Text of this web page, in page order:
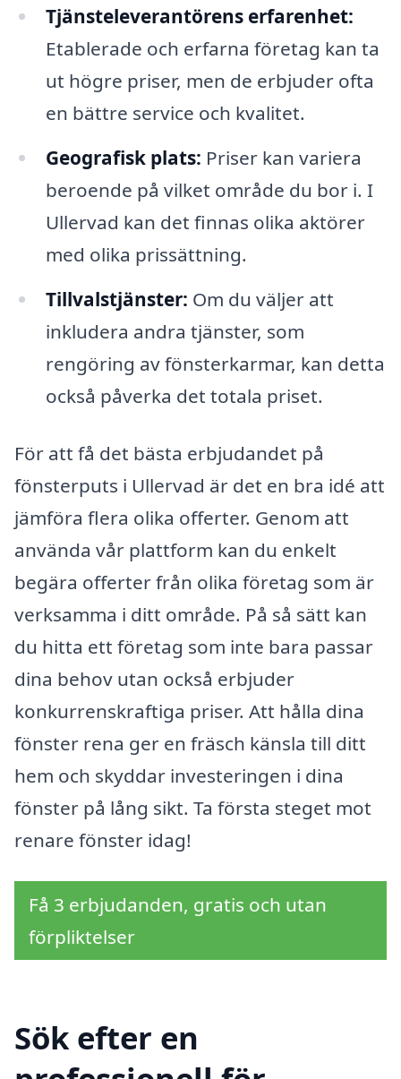
Tjänsteleverantörens erfarenhet:
Etablerade och erfarna företag kan ta
ut högre priser, men de erbjuder ofta
en bättre service och kvalitet.
Geografisk plats: Priser kan variera
beroende på vilket område du bor i. I
Ullervad kan det finnas olika aktörer
med olika prissättning.
Tillvalstjänster: Om du väljer att
inkludera andra tjänster, som
rengöring av fönsterkarmar, kan detta
också påverka det totala priset.
För att få det bästa erbjudandet på
fönsterputs i Ullervad är det en bra idé att
jämföra flera olika offerter. Genom att
använda vår plattform kan du enkelt
begära offerter från olika företag som är
verksamma i ditt område. På så sätt kan
du hitta ett företag som inte bara passar
dina behov utan också erbjuder
konkurrenskraftiga priser. Att hålla dina
fönster rena ger en fräsch känsla till ditt
hem och skyddar investeringen i dina
fönster på lång sikt. Ta första steget mot
renare fönster idag!
Få 3 erbjudanden, gratis och utan
förpliktelser
Sök efter en